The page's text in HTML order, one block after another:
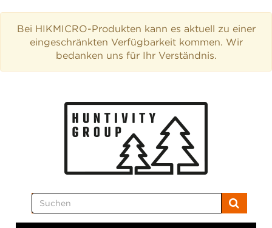
Bei HIKMICRO-Produkten kann es aktuell zu einer
eingeschränkten Verfügbarkeit kommen. Wir
bedanken uns für Ihr Verständnis.